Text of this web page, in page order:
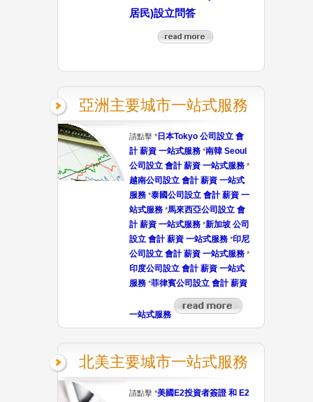
居民)設立問答
亞洲主要城市一站式服務
請點擊 *日本Tokyo 公司設立 會
計 薪資 一站式服務 *南韓 Seoul
公司設立 會計 薪資 一站式服務 *
越南公司設立 會計 薪資 一站式
服務 *泰國公司設立 會計 薪資 一
站式服務 *馬來西亞公司設立 會
計 薪資 一站式服務 *新加坡 公司
設立 會計 薪資 一站式服務 *印尼
公司設立 會計 薪資 一站式服務 *
印度公司設立 會計 薪資 一站式
服務*菲律賓公司設立 會計 薪資
一站式服務
北美主要城市一站式服務
請點擊 *美國E2投資者簽證 和 E2